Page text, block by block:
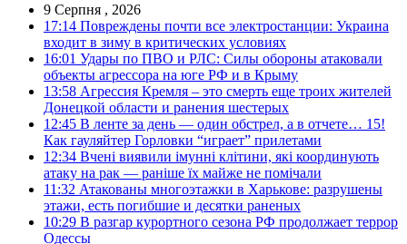
9 Серпня , 2026
17:14 Повреждены почти все электростанции: Украина
входит в зиму в критических условиях
16:01 Удары по ПВО и РЛС: Силы обороны атаковали
объекты агрессора на юге РФ и в Крыму
13:58 Агрессия Кремля – это смерть еще троих жителей
Донецкой области и ранения шестерых
12:45 В ленте за день — один обстрел, а в отчете… 15!
Как гауляйтер Горловки “играет” прилетами
12:34 Вчені виявили імунні клітини, які координують
атаку на рак — раніше їх майже не помічали
11:32 Атакованы многоэтажки в Харькове: разрушены
этажи, есть погибшие и десятки раненых
10:29 В разгар курортного сезона РФ продолжает террор
Одессы